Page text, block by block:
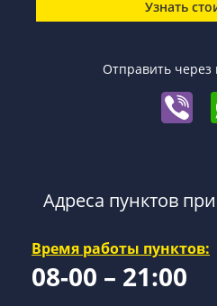
Узнать
Отправить
Адреса пунктов
Время работы пунктов:
08-00 – 21:00